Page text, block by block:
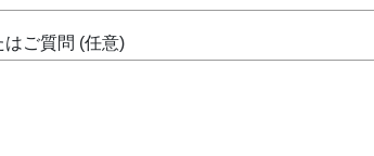
ィスカバ
ご質問 (任意)